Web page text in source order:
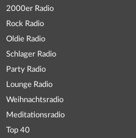
2000er Radio
Rock Radio
Oldie Radio
Schlager Radio
Party Radio
Lounge Radio
Weihnachtsradio
Meditationsradio
Top 40